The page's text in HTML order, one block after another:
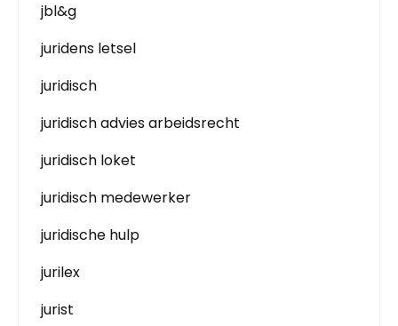
jbl&g
juridens letsel
juridisch
juridisch advies arbeidsrecht
juridisch loket
juridisch medewerker
juridische hulp
jurilex
jurist